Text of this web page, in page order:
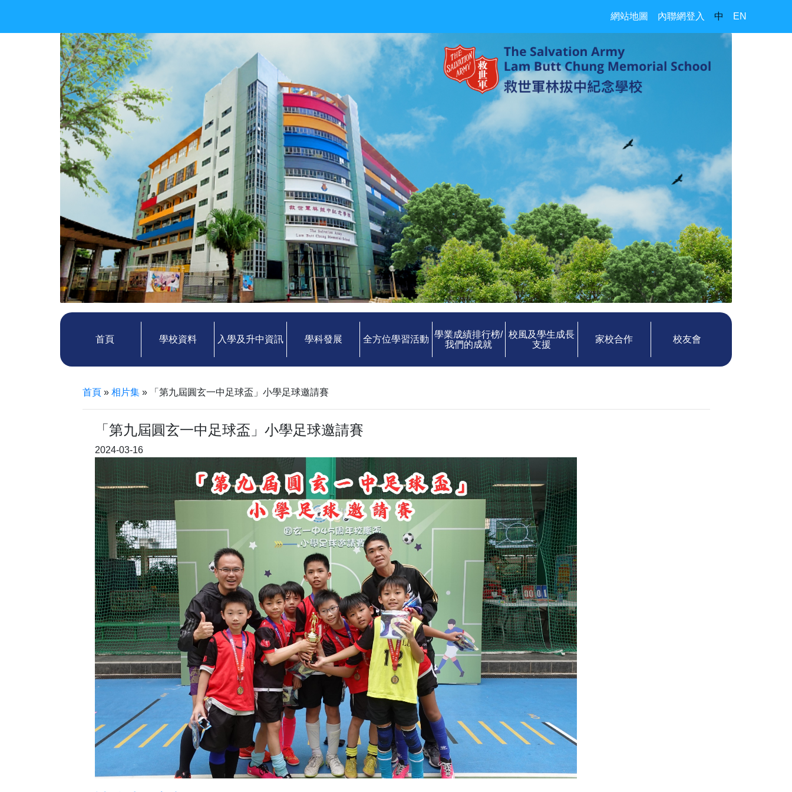
網站地圖 內聯網登入 中 EN
首頁 學校資料 入學及升中資訊 學科發展 全方位學習活動
學業成績排行榜/
我們的成就
校風及學生成長
支援
家校合作 校友會
首頁» 相片集» 「第九屆圓玄一中足球盃」小學足球邀請賽
「第九屆圓玄一中足球盃」小學足球邀請賽
2024-03-16